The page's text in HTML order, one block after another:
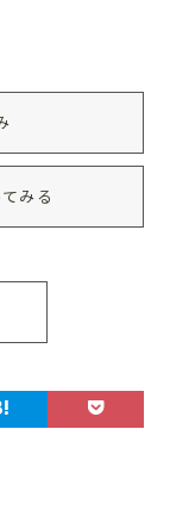
みる